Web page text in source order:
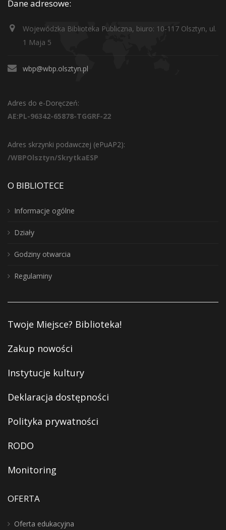
Dane adresowe:
Wojewódzka Biblioteka Publiczna, biuro: 10-117 Olsztyn, ul.
1 Maja 5
wbp@wbp.olsztyn.pl
Adres do e-Doręczeń:
AE:PL-96342-65878-TGGRF-22
Adres skrzynki podawczej (ePuAP2):
/WBPOlsztyn/SkrytkaESP
O BIBLIOTECE
Informacje ogólne
Działy
Godziny otwarcia
Regulaminy
Twoje Miejsce? Biblioteka!
Zakup nowości
Instytucje kultury
Deklaracja dostępności
Polityka prywatności
RODO
Monitoring
OFERTA
Oferta edukacyjna